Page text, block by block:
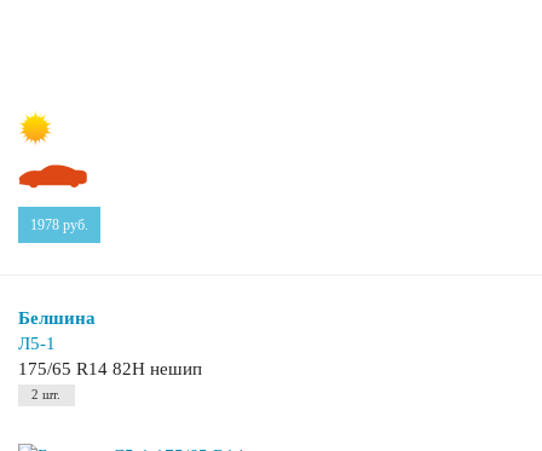
1978 руб.
Белшина
Л5-1
175/65 R14 82H нешип
2 шт.